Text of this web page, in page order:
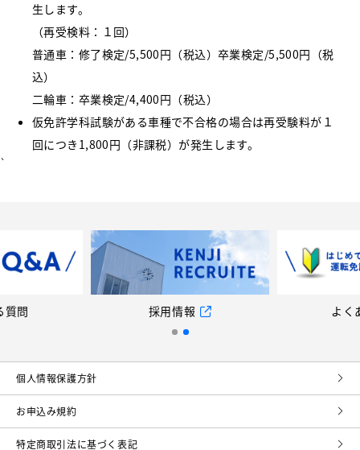
生します。
（再受検料：１回）
普通車：修了検定/5,500円（税込）卒業検定/5,500円（税
込）
二輪車：卒業検定/4,400円（税込）
仮免許学科試験がある車種で不合格の場合は再受験料が１
回につき1,800円（非課税）が発生します。
`
質問 採用情報 よく
個⼈情報保護⽅針
お申込み規約
特定商取引法に基づく表記